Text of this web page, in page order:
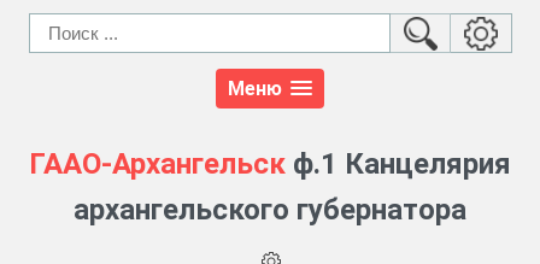
Меню
ГААО-Архангельск ф.1 Канцелярия
архангельского губернатора